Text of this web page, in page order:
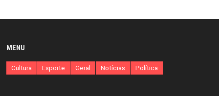
MENU
Cultura Esporte Geral Notícias Política